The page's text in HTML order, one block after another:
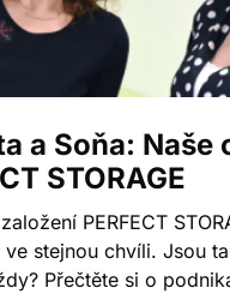
a Soňa: Naše
STORAGE
PERFECT
stejnou chvíli. Jsou
Přečtěte si o